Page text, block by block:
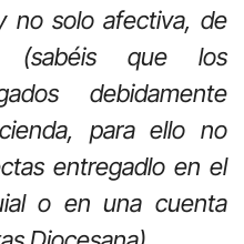
no solo afectiva, de
(sabéis que los
debidamente
para ello no
entregadlo en el
o en una cuenta